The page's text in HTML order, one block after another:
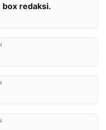
box redaksi.